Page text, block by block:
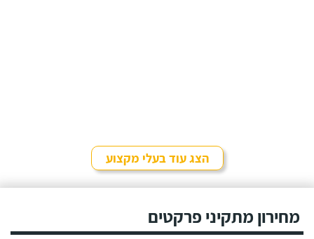
הצג עוד בעלי מקצוע
מחירון מתקיני פרקטים